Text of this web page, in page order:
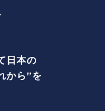
日本の
から”を